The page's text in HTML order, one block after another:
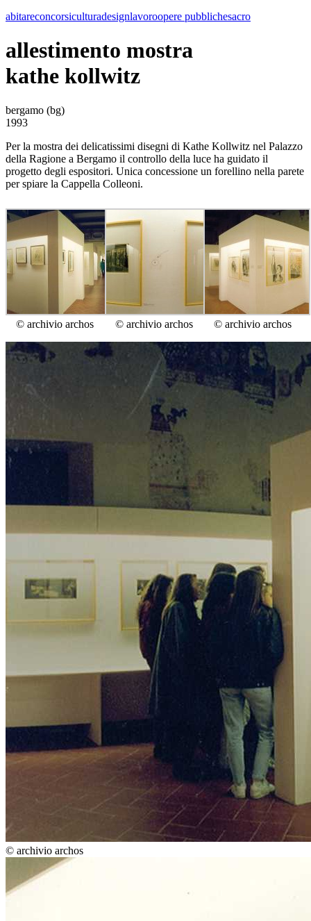
abitareconcorsiculturadesignlavoroopere pubblichesacro
allestimento mostra
kathe kollwitz
bergamo (bg)
1993
Per la mostra dei delicatissimi disegni di Kathe Kollwitz nel Palazzo
della Ragione a Bergamo il controllo della luce ha guidato il
progetto degli espositori. Unica concessione un forellino nella parete
per spiare la Cappella Colleoni.
© archivio archos © archivio archos © archivio archos
© archivio archos